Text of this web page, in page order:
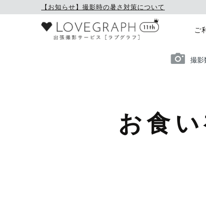
【お知らせ】撮影時の暑さ対策について
ご
撮影
お食